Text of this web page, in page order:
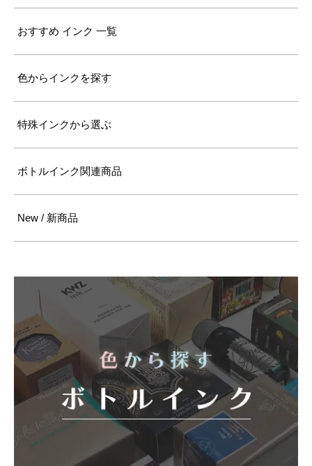
おすすめ インク 一覧
色からインクを探す
特殊インクから選ぶ
ボトルインク関連商品
New / 新商品